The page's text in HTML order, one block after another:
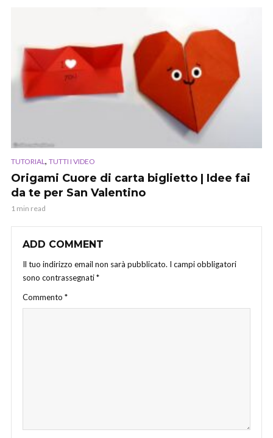
TUTORIAL, TUTTI I VIDEO
Origami Cuore di carta biglietto | Idee fai
da te per San Valentino
1 min read
ADD COMMENT
Il tuo indirizzo email non sarà pubblicato. I campi obbligatori
sono contrassegnati*
Commento *